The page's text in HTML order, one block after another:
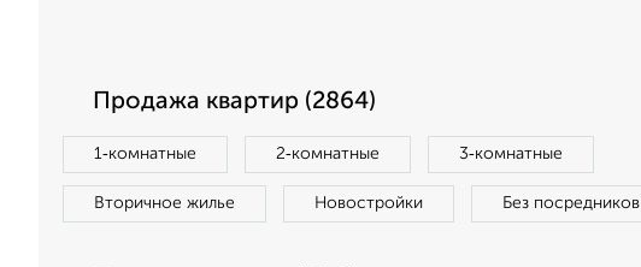
Продажа квартир (2864)
1‑комнатные 2‑комнатные 3‑комнатные
Вторичное жилье Новостройки Без посредников